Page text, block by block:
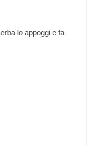
lo appoggi e fa